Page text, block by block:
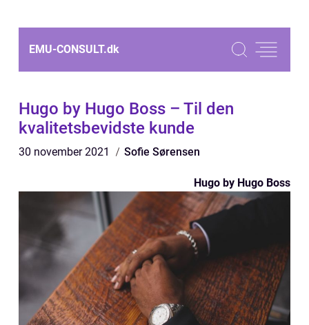
EMU-CONSULT.dk
Hugo by Hugo Boss – Til den
kvalitetsbevidste kunde
30 november 2021 Sofie Sørensen
Hugo by Hugo Boss